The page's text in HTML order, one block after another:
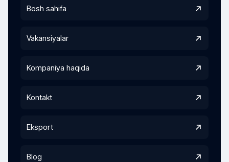
Bosh sahifa
Vakansiyalar
Kompaniya haqida
Kontakt
Eksport
Blog